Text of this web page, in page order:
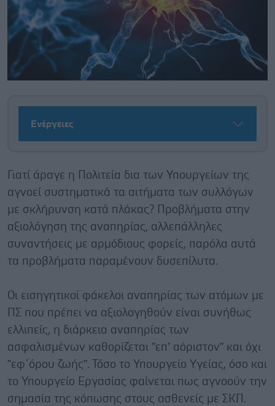
Ενέργειες
Γιατί άραγε η Πολιτεία δια των Υπουργείων της
αγνοεί συστηματικά τα αιτήματα των συλλόγων
με σκλήρυνση κατά πλάκας? Προβλήματα στην
αξιολόγηση της αναπηρίας, αλλεπάλληλες
συναντήσεις με αρμόδιους φορείς, παρόλα αυτά
τα προβλήματα παραμένουν δυσεπίλυτα.
Οι εισηγητικοί φάκελοι αναπηρίας των ατόμων με
ΠΣ που πρέπει να αξιολογηθούν είναι συνήθως
ελλιπείς, η διάρκεια αναπηρίας των
ασφαλισμένων καθορίζεται ”επ’ αόριστον” και όχι
”εφ΄όρου ζωής”. Τόσο το Υπουργείο Υγείας, όσο και
το Υπουργείο Εργασίας φαίνεται πως αγνοούν την
σημασία της κόπωσης στους ασθενείς με ΣΚΠ.